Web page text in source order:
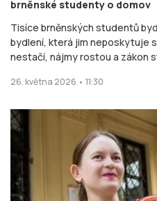
brněnské studenty o domov
Tisíce brněnských studentů
bydlení, která jim neposkytuje
nestačí, nájmy rostou a zákon
26. května 2026 • 11:30